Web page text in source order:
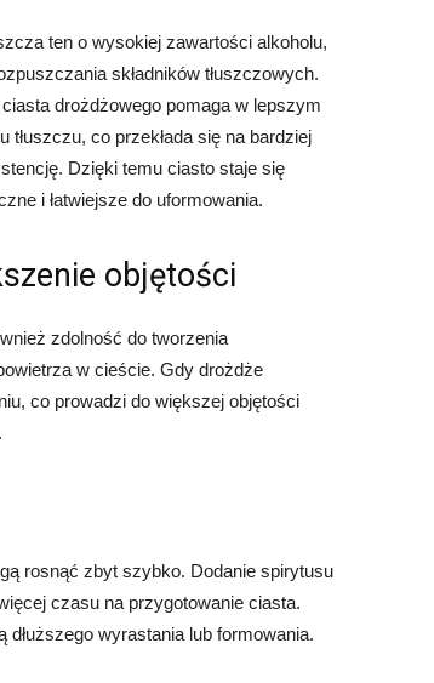
ten o wysokiej zawartości alkoholu,
składników tłuszczowych.
drożdżowego pomaga w lepszym
tłuszczu, co przekłada się na bardziej
Dzięki temu ciasto staje się
i łatwiejsze do uformowania.
objętości
zdolność do tworzenia
w cieście. Gdy drożdże
co prowadzi do większej objętości
rosnąć zbyt szybko. Dodanie spirytusu
czasu na przygotowanie ciasta.
wyrastania lub formowania.